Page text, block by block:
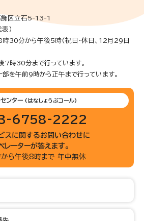
区立石5-13-1
）
30分から午後5時(祝日・休日、12月29日
7時30分まで行っています。
を午前9時から正午まで行っています。
ンター (はなしょうぶコール)
6758-2222
スに関するお問い合わせに
レーターが答えます。
ら午後8時まで 年中無休